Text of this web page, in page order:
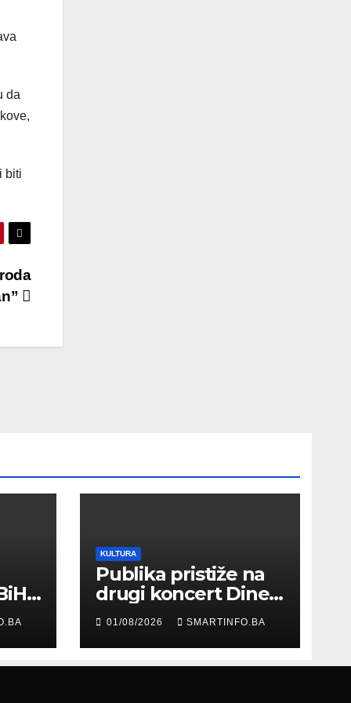
da
biti
KULTURA
Publika pristiže na
drugi koncert Dine
Merlina na Koševu
01/08/2026 SMARTINFO.BA